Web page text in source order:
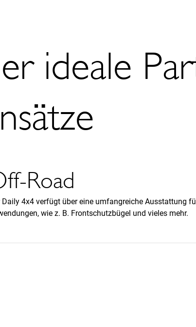
ideale
Road
Daily 4x4 verfügt über eine umfangreiche Ausstattung
wie z. B. Frontschutzbügel und vieles mehr.